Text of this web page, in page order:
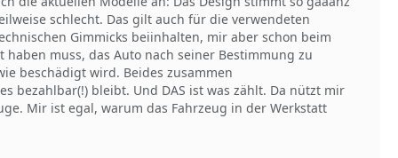
schlecht. Das gilt auch für die verwendeten
Gimmicks beiinhalten, mir aber schon beim
muss, das Auto nach seiner Bestimmung zu
beschädigt wird. Beides zusammen
bezahlbar(!) bleibt. Und DAS ist was zählt. Da nützt mir
Mir ist egal, warum das Fahrzeug in der Werkstatt